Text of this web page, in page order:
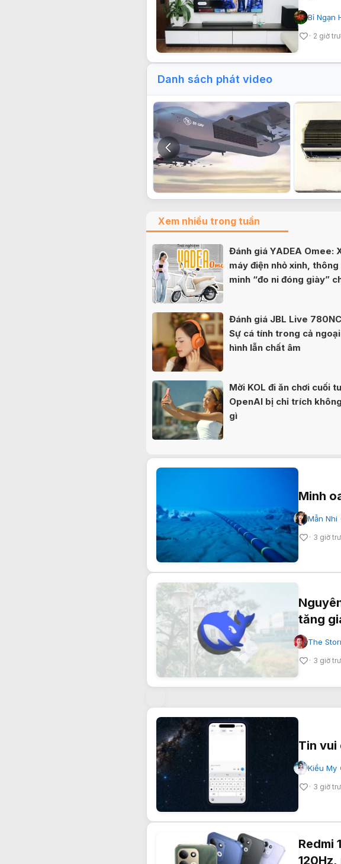
Bỉ Ngạn
2 giờ
Danh sách phát video
Xem nhiều trong tuần
Đánh giá YADEA Omee:
máy điện nhỏ xinh, thông
minh “đo ni đóng giày”
Đánh giá JBL Live
Sự cá tính trong cả ngoại
hình lẫn chất âm
Mời KOL đi ăn chơi cuối
OpenAI bị chỉ trích
gì
Minh
Mẫn Nhi
3 giờ
tăng
The
3 giờ
Tin vui
Kiều My
3 giờ
Redmi